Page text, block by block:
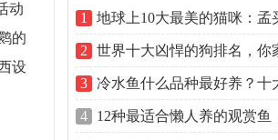
动
的
设
1 地球上10大最美的猫咪：孟买猫
2 世界十大凶悍的狗排名，你家的
3 冷水鱼什么品种最好养？十大养
4 12种最适合懒人养的观赏鱼，孔